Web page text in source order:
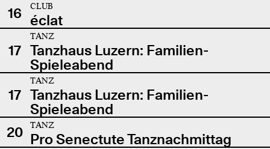
16
CLUB
éclat
17
TANZ
Tanzhaus Luzern: Familien-
Spieleabend
17
TANZ
Tanzhaus Luzern: Familien-
Spieleabend
20
TANZ
Pro Senectute Tanznachmittag